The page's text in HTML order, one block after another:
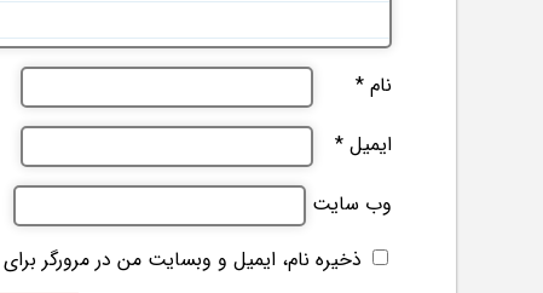
نام *
ایمیل *
وب‌ سایت
ذخیره نام، ایمیل و وبسایت من در مرورگر